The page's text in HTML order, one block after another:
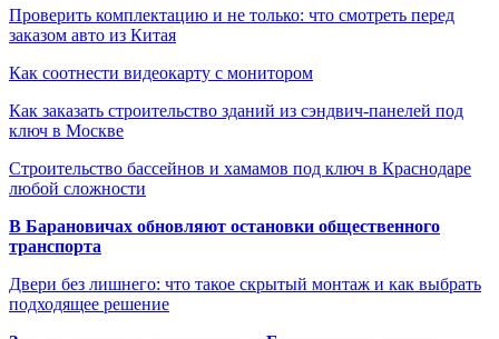
Проверить комплектацию и не только: что смотреть перед
заказом авто из Китая
Как соотнести видеокарту с монитором
Как заказать строительство зданий из сэндвич-панелей под
ключ в Москве
Строительство бассейнов и хамамов под ключ в Краснодаре
любой сложности
В Барановичах обновляют остановки общественного
транспорта
Двери без лишнего: что такое скрытый монтаж и как выбрать
подходящее решение